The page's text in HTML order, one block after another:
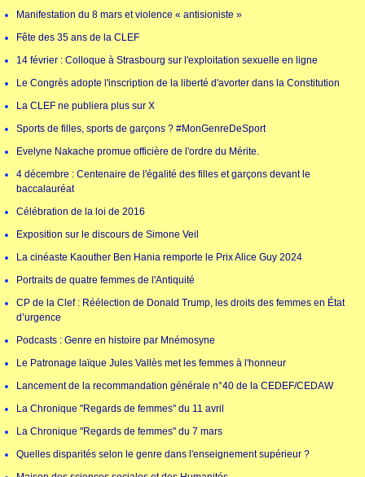
Manifestation du 8 mars et violence « antisioniste »
Fête des 35 ans de la CLEF
14 février : Colloque à Strasbourg sur l'exploitation sexuelle en ligne
Le Congrès adopte l'inscription de la liberté d'avorter dans la Constitution
La CLEF ne publiera plus sur X
Sports de filles, sports de garçons ? #MonGenreDeSport
Evelyne Nakache promue officière de l'ordre du Mérite.
4 décembre : Centenaire de l'égalité des filles et garçons devant le
baccalauréat
Célébration de la loi de 2016
Exposition sur le discours de Simone Veil
La cinéaste Kaouther Ben Hania remporte le Prix Alice Guy 2024
Portraits de quatre femmes de l'Antiquité
CP de la Clef : Réélection de Donald Trump, les droits des femmes en État
d’urgence
Podcasts : Genre en histoire par Mnémosyne
Le Patronage laïque Jules Vallès met les femmes à l'honneur
Lancement de la recommandation générale n°40 de la CEDEF/CEDAW
La Chronique "Regards de femmes" du 11 avril
La Chronique "Regards de femmes" du 7 mars
Quelles disparités selon le genre dans l'enseignement supérieur ?